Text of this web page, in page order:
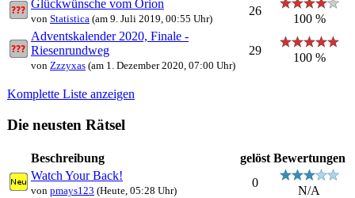
Glückwünsche vom Orion
von Statistica(am 9. Juli 2019, 00:55 Uhr)
26
100 %
Adventskalender 2020, Finale -
Riesenrundweg
von Zzzyxas(am 1. Dezember 2020, 07:00 Uhr)
29
100 %
Komplette Liste anzeigen
Die neusten Rätsel
Beschreibung gelöst Bewertungen
Watch Your Back!
von pmays123 (Heute, 05:28 Uhr)
0
N/A